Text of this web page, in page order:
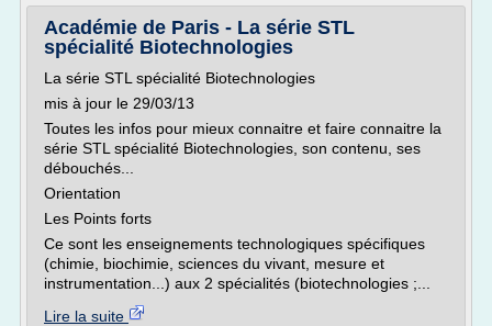
Académie de Paris - La série STL
spécialité Biotechnologies
La série STL spécialité Biotechnologies
mis à jour le 29/03/13
Toutes les infos pour mieux connaitre et faire connaitre la
série STL spécialité Biotechnologies, son contenu, ses
débouchés...
Orientation
Les Points forts
Ce sont les enseignements technologiques spécifiques
(chimie, biochimie, sciences du vivant, mesure et
instrumentation...) aux 2 spécialités (biotechnologies ;...
Lire la suite